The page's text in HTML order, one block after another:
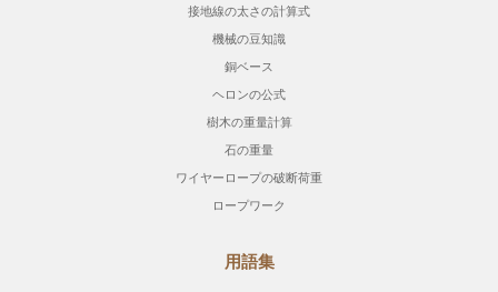
接地線の太さの計算式
機械の豆知識
銅ベース
ヘロンの公式
樹木の重量計算
石の重量
ワイヤーロープの破断荷重
ロープワーク
用語集